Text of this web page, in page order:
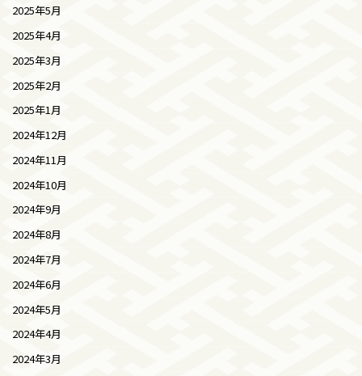
2025年5月
2025年4月
2025年3月
2025年2月
2025年1月
2024年12月
2024年11月
2024年10月
2024年9月
2024年8月
2024年7月
2024年6月
2024年5月
2024年4月
2024年3月